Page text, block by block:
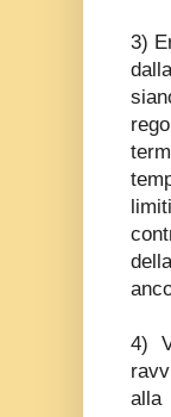
3)
4)
alla